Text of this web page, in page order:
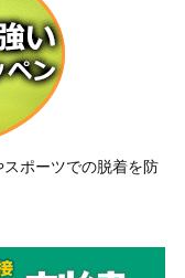
ポーツでの脱着を防